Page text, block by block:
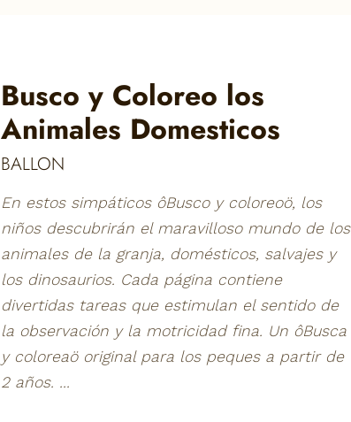
Busco y Coloreo los
Animales Domesticos
BALLON
En estos simpáticos ôBusco y coloreoö, los
niños descubrirán el maravilloso mundo de los
animales de la granja, domésticos, salvajes y
los dinosaurios. Cada página contiene
divertidas tareas que estimulan el sentido de
la observación y la motricidad fina. Un ôBusca
y coloreaö original para los peques a partir de
2 años. ...